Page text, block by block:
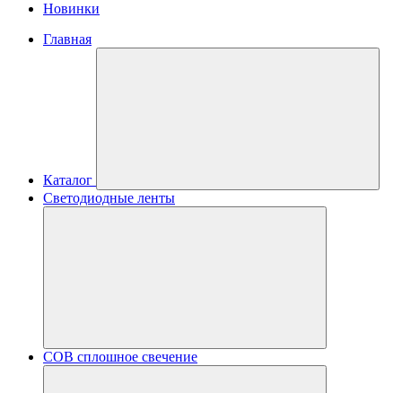
Новинки
Главная
Каталог
Светодиодные ленты
COB сплошное свечение